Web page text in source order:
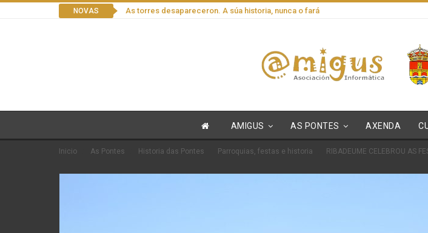
NOVAS As torres desapareceron. A súa historia, nunca o fará
AMIGUS AS PONTES AXENDA
Inicio As Pontes Historia das Pontes Parroquias, festas e historia RIBADEUME CELEBROU AS